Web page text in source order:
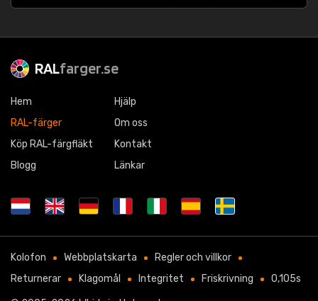
RALfarger.se
Hem
RAL-färger
Köp RAL-färgfläkt
Blogg
Hjälp
Om oss
Kontakt
Länkar
Kolofon Webbplatskarta
Regler och villkor
Returnerar
Klagomål Integritet Friskrivning 0,105s